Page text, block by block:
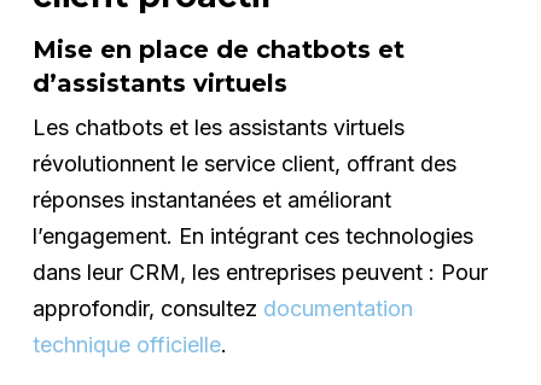
Mise en place de chatbots et
d’assistants virtuels
Les chatbots et les assistants virtuels
révolutionnent le service client, offrant des
réponses instantanées et améliorant
l’engagement. En intégrant ces technologies
dans leur CRM, les entreprises peuvent : Pour
approfondir, consultez documentation
technique officielle.